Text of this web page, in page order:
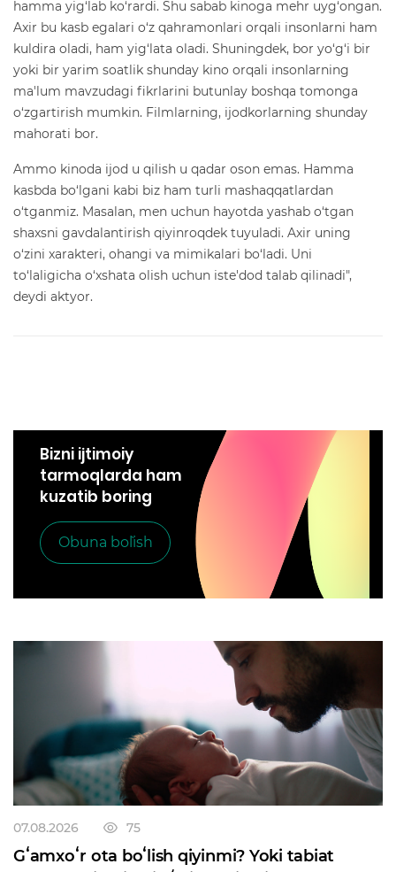
hamma yig‘lab ko‘rardi. Shu sabab kinoga mehr uyg‘ongan.
Axir bu kasb egalari o‘z qahramonlari orqali insonlarni ham
kuldira oladi, ham yig‘lata oladi. Shuningdek, bor yo‘g‘i bir
yoki bir yarim soatlik shunday kino orqali insonlarning
ma'lum mavzudagi fikrlarini butunlay boshqa tomonga
o‘zgartirish mumkin. Filmlarning, ijodkorlarning shunday
mahorati bor.
Ammo kinoda ijod u qilish u qadar oson emas. Hamma
kasbda bo‘lgani kabi biz ham turli mashaqqatlardan
o‘tganmiz. Masalan, men uchun hayotda yashab o‘tgan
shaxsni gavdalantirish qiyinroqdek tuyuladi. Axir uning
o‘zini xarakteri, ohangi va mimikalari bo‘ladi. Uni
to‘laligicha o‘xshata olish uchun iste'dod talab qilinadi",
deydi aktyor.
Bizni ijtimoiy
tarmoqlarda ham
kuzatib boring
Obuna bo`lish
07.08.2026 75
Gʻamxoʻr ota boʻlish qiyinmi? Yoki tabiat